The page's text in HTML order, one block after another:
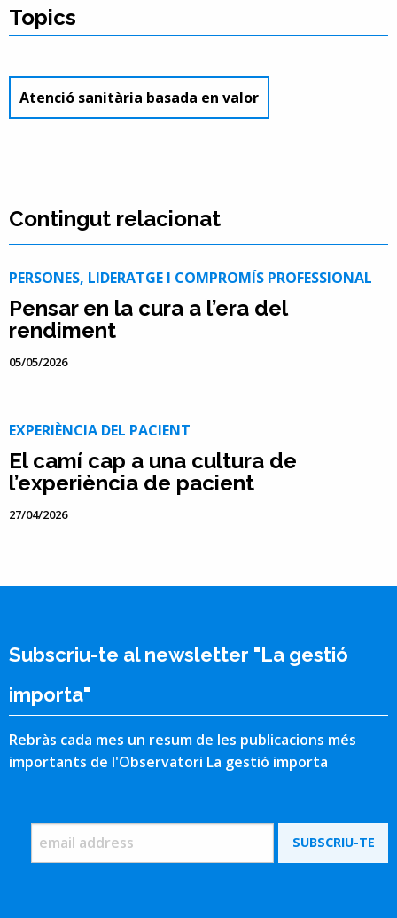
Topics
Atenció sanitària basada en valor
Contingut relacionat
PERSONES, LIDERATGE I COMPROMÍS PROFESSIONAL
Pensar en la cura a l’era del
rendiment
05/05/2026
EXPERIÈNCIA DEL PACIENT
El camí cap a una cultura de
l’experiència de pacient
27/04/2026
Subscriu-te al newsletter "La gestió
importa"
Rebràs cada mes un resum de les publicacions més
importants de l'Observatori La gestió importa